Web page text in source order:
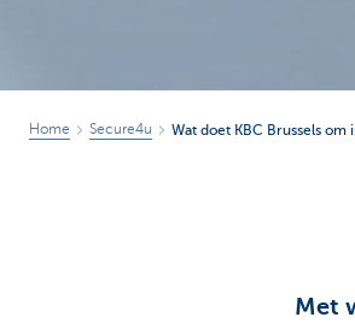
Home Secure4u Wat doet KBC Brussels
Met